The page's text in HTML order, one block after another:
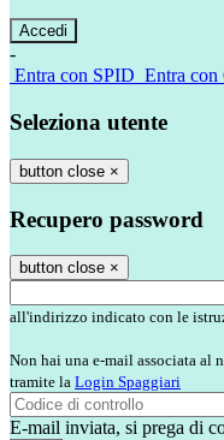
-
Entra con SPID Entra con
Seleziona utente
button close ×
Recupero password
button close ×
all'indirizzo indicato con le
Non hai una e-mail associata al
tramite la Login Spaggiari
E-mail inviata, si prega di